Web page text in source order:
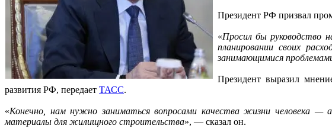
Президент РФ призвал
«Просил бы руководство
планировании своих
занимающимися
Президент выразил
развития РФ, передает ТАСС.
«Конечно, нам нужно заниматься вопросами качества жизни человека — а
материалы для жилищного строительства», — сказал он.